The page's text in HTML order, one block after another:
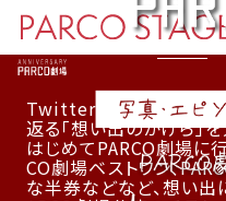
プレゼント 応募方法注
Twitter ・Instagramに
返る「想い出のかけら」
はじめてPARCO劇場に
CO劇場ベストワン、
な半券などなど、想い出